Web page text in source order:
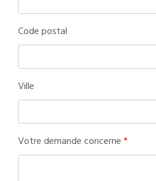
Code postal
Ville
Votre demande concerne*